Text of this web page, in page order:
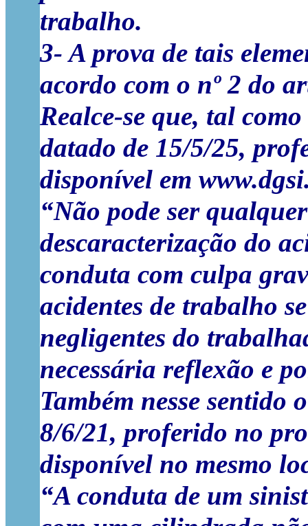
trabalho.
3- A prova de tais
acordo com o nº 2 do
Realce-se que, tal
datado de 15/5/25,
disponível em
“Não pode ser
descaracterização do
conduta com culpa
acidentes de trabalho
negligentes do
necessária reflexão e
Também nesse
8/6/21, proferido no
disponível no mesmo
“A conduta de um